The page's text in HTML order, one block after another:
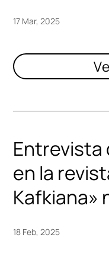
17 Mar, 2025
Entrevista
en la
Kafkiana»
18 Feb, 2025